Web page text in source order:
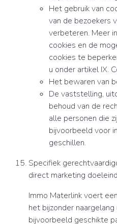
Het gebruik van
van de bezoekers
verbeteren. Meer
cookies en de
cookies te
u onder artikel IX.
Het bewaren van
De vaststelling,
behoud van de
alle personen die
bijvoorbeeld voor
geschillen.
Specifiek
direct marketing
Immo Materlink voert
het bijzonder
bijvoorbeeld geschikte